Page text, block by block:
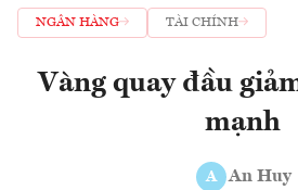
NGÂN HÀNG TÀI CHÍNH
Vàng quay đầu
mạnh
A An Huy